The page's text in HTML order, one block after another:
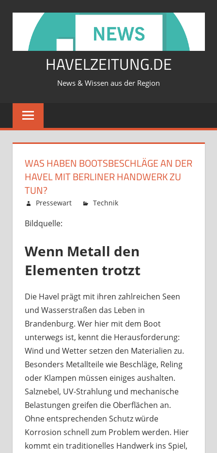
springen
HAVELZEITUNG.DE
News & Wissen aus der Region
WAS HABEN BOOTSBESCHLÄGE AN DER
HAVEL MIT BERLINER HANDWERK ZU
TUN?
Februar 12, 2026
Pressewart Technik
mit
tun?
Bildquelle:
Wenn Metall den
Elementen trotzt
Die Havel prägt mit ihren zahlreichen Seen
und Wasserstraßen das Leben in
Brandenburg. Wer hier mit dem Boot
unterwegs ist, kennt die Herausforderung:
Wind und Wetter setzen den Materialien zu.
Besonders Metallteile wie Beschläge, Reling
oder Klampen müssen einiges aushalten.
Salznebel, UV-Strahlung und mechanische
Belastungen greifen die Oberflächen an.
Ohne entsprechenden Schutz würde
Korrosion schnell zum Problem werden. Hier
kommt ein traditionelles Handwerk ins Spiel,